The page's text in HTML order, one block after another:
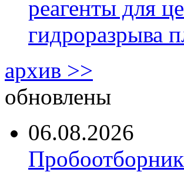
реагенты для
гидроразрыва
архив >>
обновлены
06.08.2026